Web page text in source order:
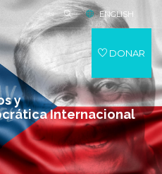
y
Internacional
ENGLISH
DONAR